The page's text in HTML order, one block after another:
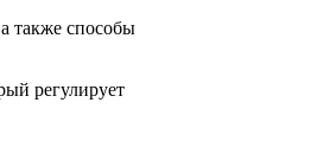
также способы
регулирует